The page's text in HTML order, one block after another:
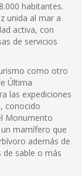
habitantes.
unida al mar a
activa, con
de servicios
como otro
Última
las expediciones
conocido
Monumento
mamífero que
además de
de sable o más